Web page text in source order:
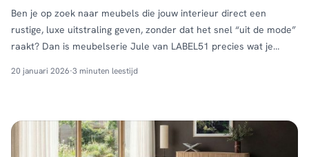
Ben je op zoek naar meubels die jouw interieur direct een
rustige, luxe uitstraling geven, zonder dat het snel “uit de mode”
raakt? Dan is meubelserie Jule van LABEL51 precies wat je
design en is vanaf nu verkrijgbaar bij HUUS. Met Jule haal je een
20 januari 2026·3 minuten leestijd